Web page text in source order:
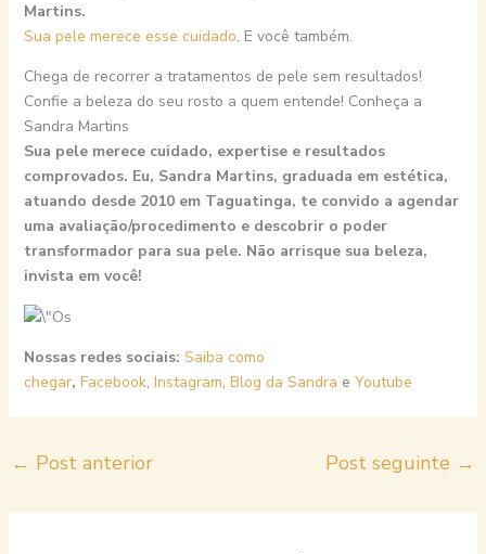
Martins.
Sua pele merece esse cuidado. E você também.
Chega de recorrer a tratamentos de pele sem resultados!
Confie a beleza do seu rosto a quem entende! Conheça a
Sandra Martins
Sua pele merece cuidado, expertise e resultados
comprovados. Eu, Sandra Martins, graduada em estética,
atuando desde 2010 em Taguatinga, te convido a agendar
uma avaliação/procedimento e descobrir o poder
transformador para sua pele. Não arrisque sua beleza,
invista em você!
Nossas redes sociais: Saiba como
chegar, Facebook, Instagram, Blog da Sandra e Youtube
← Post anterior Post seguinte →